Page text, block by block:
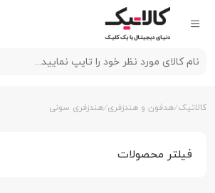
کالاتیک هدفون و هندزفری هندزفری سونی
فیلتر محصولات